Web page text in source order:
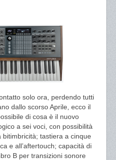
solo ora, perdendo tutti
dallo scorso Aprile, ecco il
di cosa è il nuovo
a sei voci, con possibilità
tastiera a cinque
e all’aftertouch; capacità di
B per transizioni sonore